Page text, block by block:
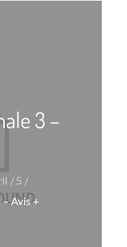
3 –
5
Avis +